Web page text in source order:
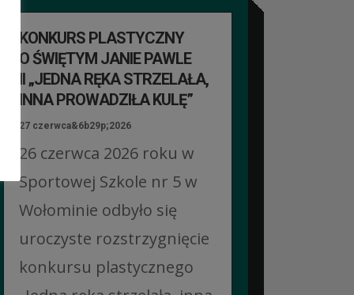
KONKURS PLASTYCZNY
O ŚWIĘTYM JANIE PAWLE
II „JEDNA RĘKA STRZELAŁA,
INNA PROWADZIŁA KULĘ”
27 czerwca&6b29p;2026
26 czerwca 2026 roku w
Sportowej Szkole nr 5 w
Wołominie odbyło się
uroczyste rozstrzygnięcie
konkursu plastycznego